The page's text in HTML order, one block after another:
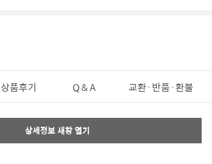
상품후기 Q & A 교환·반품·환불
상세정보 새창 열기